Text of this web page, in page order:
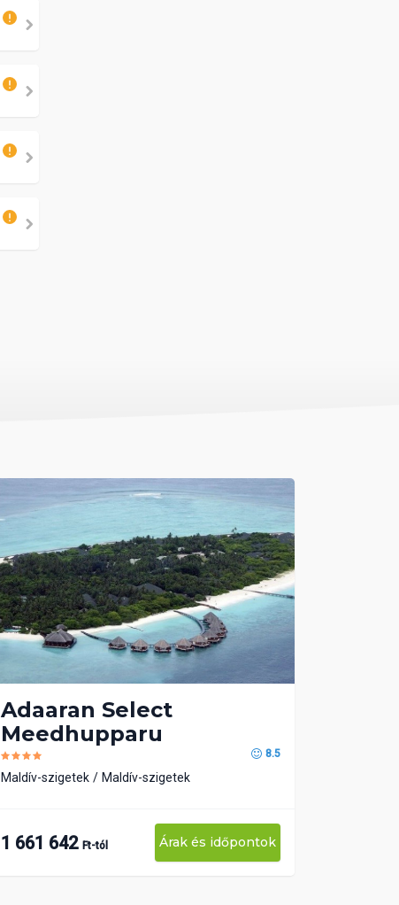
Adaaran Select
Meedhupparu
8.5
Maldív-szigetek Maldív-szigetek
1 661 642 Ft-tól Árak és időpontok